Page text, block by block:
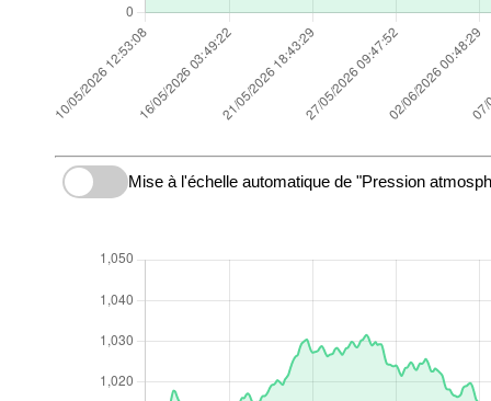
Mise à l'échelle automatique de "Pression